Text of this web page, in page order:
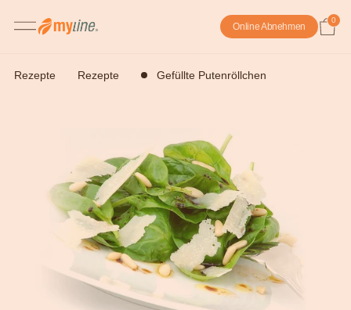
Online Abnehmen
0
Rezepte Rezepte Gefüllte Putenröllchen